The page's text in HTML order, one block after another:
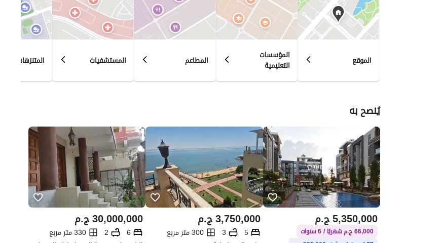
الموقع المؤسسات
التعليمية المطاعم المستشفيات المتنزهات
يُنصح به
ج.م5,350,000
66,000 ج.م شهريًا / 6 سنوات
ج.م3,750,000
5
3
300 متر مربع
ج.م30,000,000
6
2
330 متر مربع